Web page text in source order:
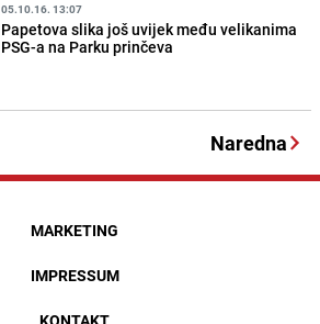
05.10.16. 13:07
Papetova slika još uvijek među velikanima
PSG-a na Parku prinčeva
Naredna
MARKETING
IMPRESSUM